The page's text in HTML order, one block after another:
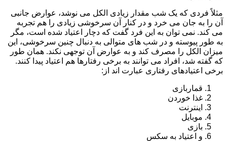
مثلاً فردی که یک شب مقدار زیادی الکل می نوشد، عوارض جانبی
آن را به جان می خرد و در کنار آن سرخوشی زیادی را هم تجربه
می کند. نمی توان به این فرد گفت که دچار اعتیاد شده است، مگر
به طور پیوسته و در شب های متوالی به دنبال چنین سرخوشی، این
میزان الکل را مصرف کند و به عوارض آن توجهی نکند. همان طور
که گفته شد، افراد می توانند به برخی رفتارها هم اعتیاد پیدا کنند.
برخی اعتیادهای رفتاری عبارت اند از:
قماربازی
غذا خوردن
اینترنت
موبایل
بازی
و اعتیاد به سکس